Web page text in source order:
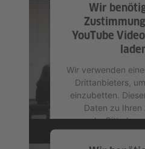
Wir
YouTube
Wir verwenden
Drittanbieters,
einzubetten.
Daten zu
sammeln. Bitte
durch und
Nutzung des